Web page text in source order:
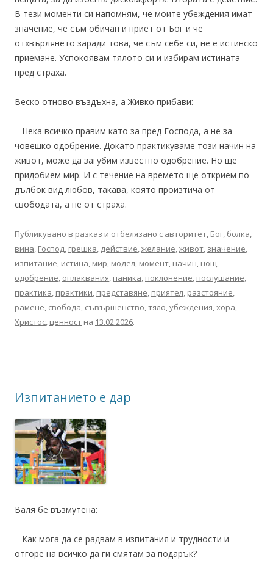
В тези моменти си напомням, че моите убеждения имат
значение, че съм обичан и приет от Бог и че
отхвърлянето заради това, че съм себе си, не е истинско
приемане. Успокоявам тялото си и избирам истината
пред страха.
Веско отново въздъхна, а Живко прибави:
– Нека всичко правим като за пред Господа, а не за
човешко одобрение. Докато практикуваме този начин на
живот, може да загубим известно одобрение. Но ще
придобием мир. И с течение на времето ще открием по-
дълбок вид любов, такава, която произтича от
свободата, а не от страха.
Публикувано в разказ и отбелязано с авторитет, Бог, болка,
вина, Господ, грешка, действие,желание,живот, значение,
изпитание, истина, мир, модел, момент, начин, нощ,
одобрение, оплаквания, паника, поклонение, послушание,
практика, практики, представяне, приятел, разстояние,
рамене, свобода, съвършенство,тяло,убеждения,хора,
Христос, ценност на 13.02.2026.
Изпитанието е дар
Валя бе възмутена:
– Как мога да се радвам в изпитания и трудности и
отгоре на всичко да ги смятам за подарък?